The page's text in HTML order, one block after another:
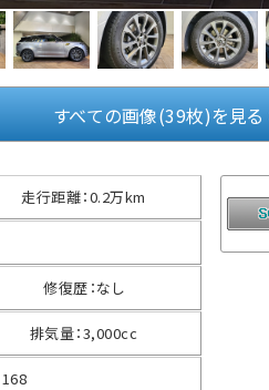
すべての画像(39枚)を見る
走行距離：0.2万km
修復歴 ：なし
排気量：3,000cc
168